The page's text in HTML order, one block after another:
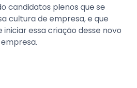
candidatos plenos que se
cultura de empresa, e que
iniciar essa criação desse novo